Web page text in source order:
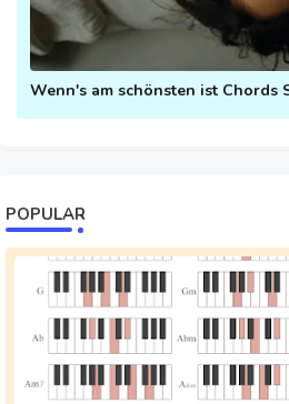
Wenn's am schönsten ist Chords
POPULAR